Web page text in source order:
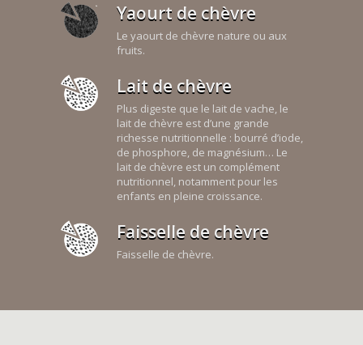
Yaourt de chèvre
Le yaourt de chèvre nature ou aux
fruits.
Lait de chèvre
Plus digeste que le lait de vache, le
lait de chèvre est d’une grande
richesse nutritionnelle : bourré d’iode,
de phosphore, de magnésium… Le
lait de chèvre est un complément
nutritionnel, notamment pour les
enfants en pleine croissance.
Faisselle de chèvre
Faisselle de chèvre.